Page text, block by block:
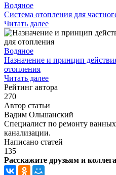
Водяное
Система отопления для
Читать далее
Водяное
Назначение и принцип
отопления
Читать далее
Рейтинг автора
270
Автор статьи
Вадим Ольшанский
Специалист по ремонту
канализации.
Написано статей
135
Расскажите друзьям и